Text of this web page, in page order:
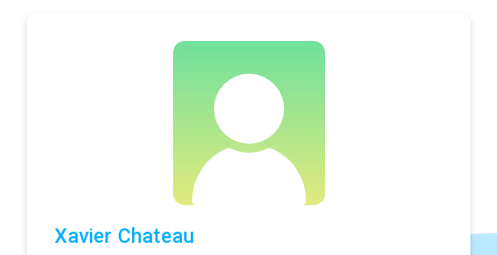
Xavier Chateau